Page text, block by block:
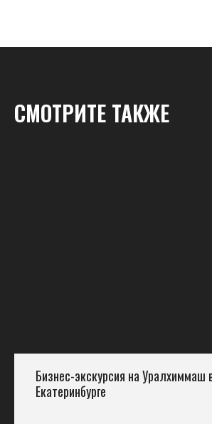
СМОТРИТЕ ТАКЖЕ
Бизнес-экскурсия на Уралхиммаш
Екатеринбурге